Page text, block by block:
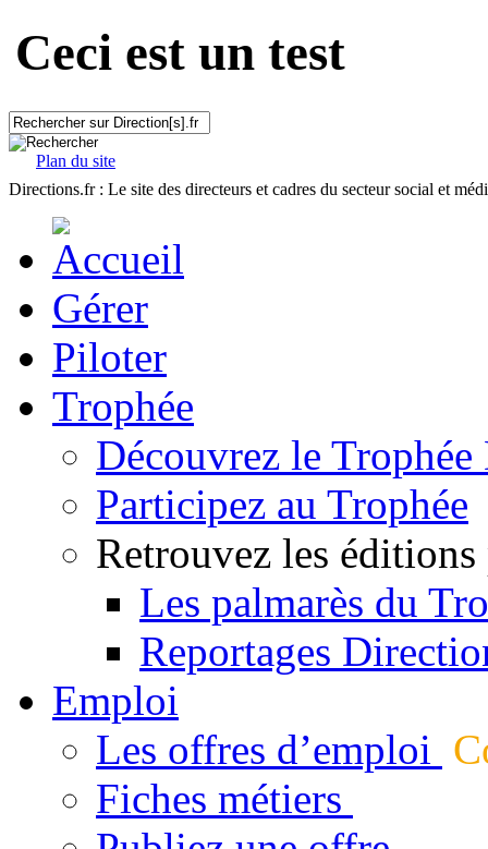
Ceci est un test
Plan du site
Directions.fr : Le site des directeurs et cadres du secteur social et
Gérer
Piloter
Trophée
Découvrez le
Participez au Trophée
Retrouvez les éditions
Les palmarès du
Reportages
Emploi
Les offres d’emploi
Fiches métiers